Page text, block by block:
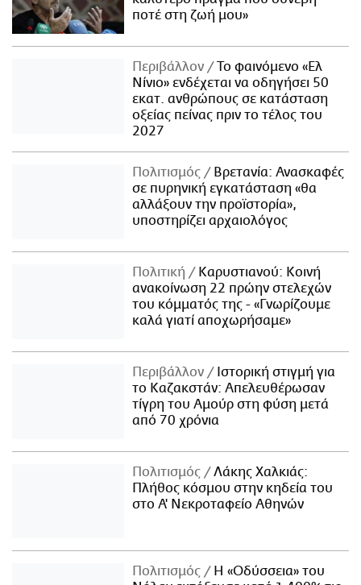
ποτέ στη ζωή μου»
Περιβάλλον
Το φαινόμενο «Ελ
Νίνιο» ενδέχεται να οδηγήσει 50
εκατ. ανθρώπους σε κατάσταση
οξείας πείνας πριν το τέλος του
2027
Πολιτισμός
Βρετανία: Ανασκαφές
σε πυρηνική εγκατάσταση «θα
αλλάξουν την προϊστορία»,
υποστηρίζει αρχαιολόγος
Πολιτική
Καρυστιανού: Κοινή
ανακοίνωση 22 πρώην στελεχών
του κόμματός της - «Γνωρίζουμε
καλά γιατί αποχωρήσαμε»
Περιβάλλον
Ιστορική στιγμή για
το Καζακστάν: Απελευθέρωσαν
τίγρη του Αμούρ στη φύση μετά
από 70 χρόνια
Πολιτισμός
Λάκης Χαλκιάς:
Πλήθος κόσμου στην κηδεία του
στο Α' Νεκροταφείο Αθηνών
Πολιτισμός
Η «Οδύσσεια» του